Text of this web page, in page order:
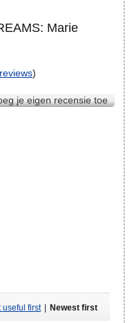
Marie
)
je eigen recensie toe
useful first | Newest first